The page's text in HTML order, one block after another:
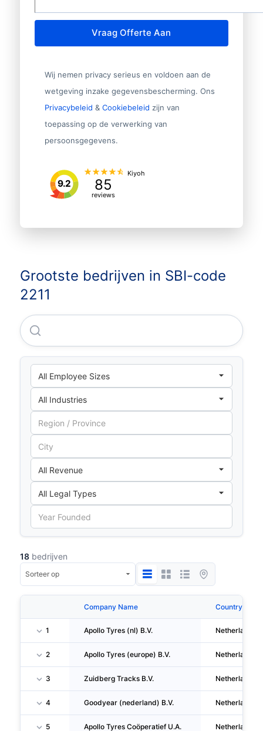
Vraag Offerte Aan
Wij nemen privacy serieus en voldoen aan de
wetgeving inzake gegevensbescherming. Ons
Privacybeleid & Cookiebeleid zijn van
toepassing op de verwerking van
persoonsgegevens.
9.2 85
reviews
Kiyoh
Grootste bedrijven in SBI-code
2211
18 bedrijven
Company Name Country
1 Apollo Tyres (nl) B.V. Netherlands
2 Apollo Tyres (europe) B.V. Netherlands
3 Zuidberg Tracks B.V. Netherlands
4 Goodyear (nederland) B.V. Netherlands
5 Apollo Tyres Coöperatief U.A. Netherlands